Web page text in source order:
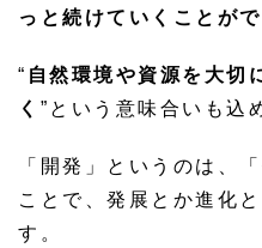
っと続けていくことが
“ 自然環境や資源を大切
く ”という意味合いも込
「開発」というのは、「
ことで、発展とか進化
す。